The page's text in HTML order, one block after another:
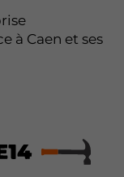
à Caen et ses